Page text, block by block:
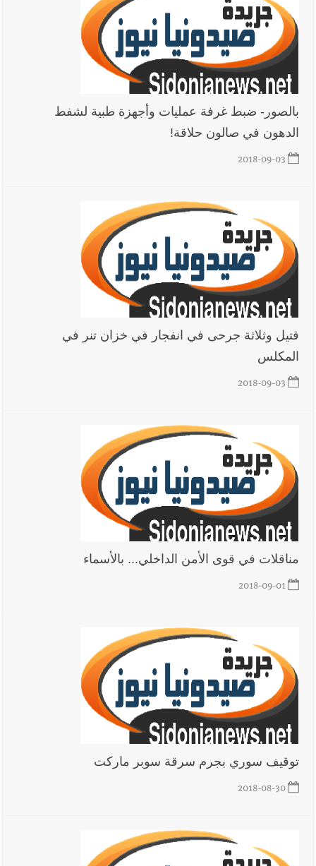
التشاوري الأول للمرصد الحضري
أخبار صيدا بالصور : بلدية صيدا تستقبل السيد محمد زيدان:
استعراض شامل لمشاريع وتأكيدٌ على حماية القيمة التراثية للمدينة
القديمة
أخبار صيدا عمر مرجان يطلق أكاديمية نادي الحرية لكرة القدم
أخبار لبنان قائد الجيش اللبناني العماد رودولف هيكل استقبل
النائب أكرم شهيب الذي شدد على ضرورة التفاف جميع اللبنانيين
حول الجيش في هذه المرحلة الدقيقة
أخبار لبنان مؤسسة مياه لبنان الجنوبي : جيش العدوالاسرائيلي
يستهدف فرق المؤسسة أثناء عملهم في عيتا الجبل
بهية الحريري تقدم بإسم الرئيس سعد الحريري التعازي
بوفاة الراحل ميشال معلولي
أخبار لبنان الجيش اللبناني : إصابة أحد العسكريين بجروح طفيفة
نتيجة استهداف إسرائيلي معادٍ لجرافة للجيش في بلدة المنصوري -
أخبار لبنان
العالم العربي
يبقى الشعب الفلسطيني يعيش كل هذا الألم؟ وإلى متى تستمر هذه
المعاناة التي تمزق القلوب والضمائر؟
بالصور- ضبط غرفة عمليات وأجهزة طبية لشفط
الدهون في صالون حلاقة!
2018-09-03
قتيل وثلاثة جرحى في انفجار في خزان تنر في
المكلس
2018-09-03
مناقلات في قوى الأمن الداخلي... بالأسماء
2018-09-01
توقيف سوري بجرم سرقة سوبر ماركت
2018-08-30